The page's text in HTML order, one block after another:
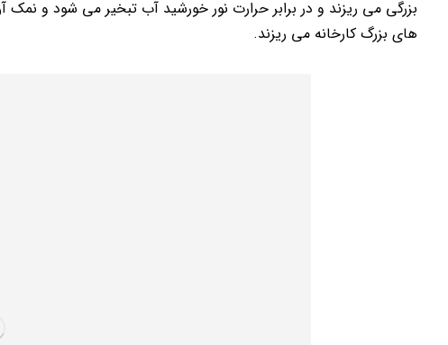
بزرگی می ریزند و در برابر حرارت نور خورشید آب تبخیر می شود و
های بزرگ کارخانه می ریزند.